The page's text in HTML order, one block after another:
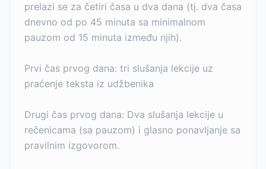
prelazi se za četiri časa u dva dana (tj. dva časa
dnevno od po 45 minuta sa minimalnom
pauzom od 15 minuta između njih).
Prvi čas prvog dana: tri slušanja lekcije uz
praćenje teksta iz udžbenika
Drugi čas prvog dana: Dva slušanja lekcije u
rečenicama (sa pauzom) i glasno ponavljanje sa
pravilnim izgovorom.